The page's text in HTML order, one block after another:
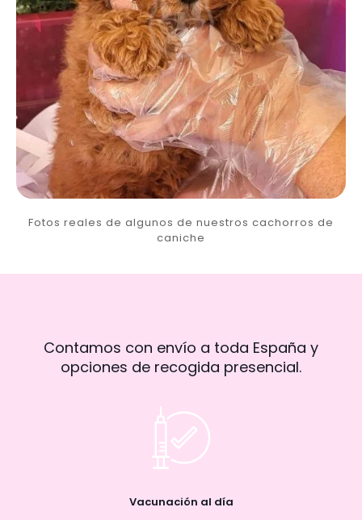
Fotos reales de algunos de nuestros cachorros de
caniche
Contamos con envío a toda España y
opciones de recogida presencial.
Vacunación al día